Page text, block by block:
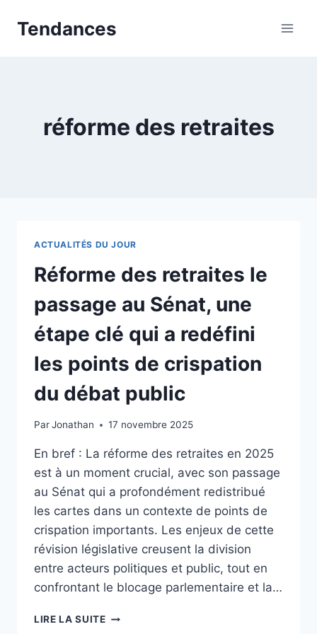
Tendances
réforme des retraites
ACTUALITÉS DU JOUR
Réforme des retraites le
passage au Sénat, une
étape clé qui a redéfini
les points de crispation
du débat public
ParJonathan 17 novembre 2025
En bref : La réforme des retraites en 2025
est à un moment crucial, avec son passage
au Sénat qui a profondément redistribué
les cartes dans un contexte de points de
crispation importants. Les enjeux de cette
révision législative creusent la division
entre acteurs politiques et public, tout en
confrontant le blocage parlementaire et la…
LIRE LA SUITE RÉFORME